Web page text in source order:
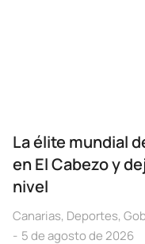
La élite mundial
en El Cabezo y
nivel
Canarias, Deportes,
5 de agosto de 2026